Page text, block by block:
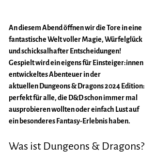
An diesem Abend öffnen wir die Tore in eine
fantastische Welt voller Magie, Würfelglück
und schicksalhafter Entscheidungen!
Gespielt wird ein eigens für Einsteiger:innen
entwickeltes Abenteuer in der
aktuellen Dungeons & Dragons 2024 Edition:
perfekt für alle, die D&D schon immer mal
ausprobieren wollten oder einfach Lust auf
ein besonderes Fantasy-Erlebnis haben.
Was ist Dungeons & Dragons?